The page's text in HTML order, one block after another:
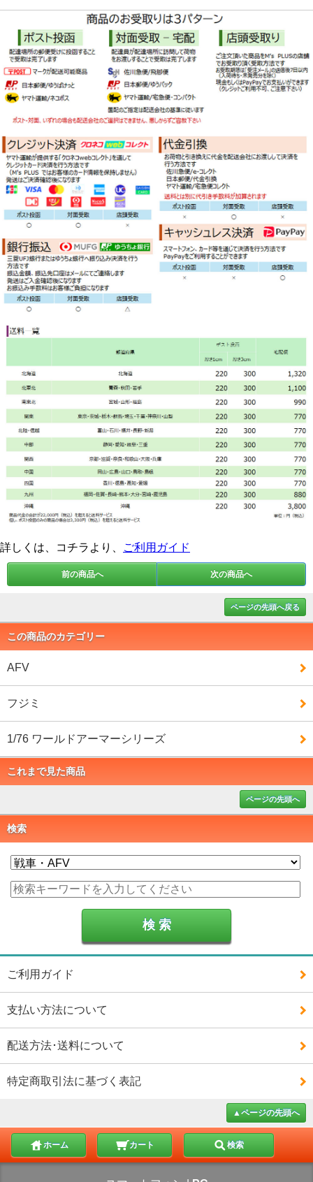
詳しくは、コチラより、 ご利用ガイド
前の商品へ 次の商品へ
ページの先頭へ戻る
この商品のカテゴリー
AFV
フジミ
1/76 ワールドアーマーシリーズ
これまで見た商品
ページの先頭へ
検索
ご利用ガイド
支払い方法について
配送方法･送料について
特定商取引法に基づく表記
▲ページの先頭へ
ホーム カート 検索